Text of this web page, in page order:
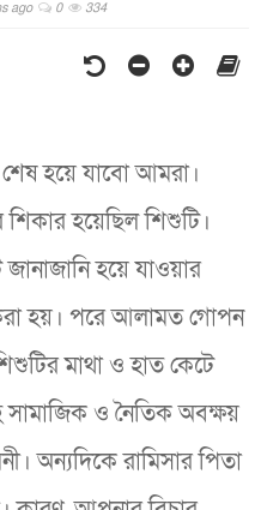
ago 0 334
শেষ হয়ে যাবো আমরা।
হয়েছিল শিশুটি।
জানাজানি হয়ে যাওয়ার
হয়। পরে আলামত গোপন
মাথা ও হাত কেটে
সামাজিক ও নৈতিক অবক্ষয়
অন্যদিকে রামিসার পিতা